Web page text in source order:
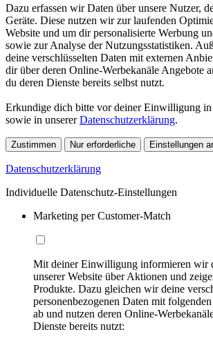
Dazu erfassen wir Daten über unsere Nutzer,
Geräte. Diese nutzen wir zur laufenden
Website und um dir personalisierte Werbung
sowie zur Analyse der Nutzungsstatistiken.
deine verschlüsselten Daten mit externen
dir über deren Online-Werbekanäle Angebote
du deren Dienste bereits selbst nutzt.
Erkundige dich bitte vor deiner Einwilligung in
sowie in unsererDatenschutzerklärung.
Zustimmen Nur erforderliche Einstellungen
Datenschutzerklärung
Individuelle Datenschutz-Einstellungen
Marketing per Customer-Match
Mit deiner Einwilligung informieren wir
unserer Website über Aktionen und
Produkte. Dazu gleichen wir deine
personenbezogenen Daten mit
ab und nutzen deren Online-
Dienste bereits nutzt: